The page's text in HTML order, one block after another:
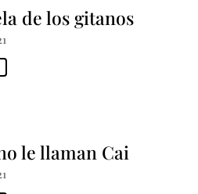
de los gitanos
le llaman Cai